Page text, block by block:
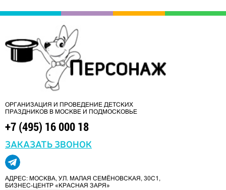
ОРГАНИЗАЦИЯ И ПРОВЕДЕНИЕ ДЕТСКИХ
ПРАЗДНИКОВ В МОСКВЕ И ПОДМОСКОВЬЕ
+7 (495) 16 000 18
ЗАКАЗАТЬ ЗВОНОК
АДРЕС: МОСКВА, УЛ. МАЛАЯ СЕМЁНОВСКАЯ, 30С1,
БИЗНЕС-ЦЕНТР «КРАСНАЯ ЗАРЯ»